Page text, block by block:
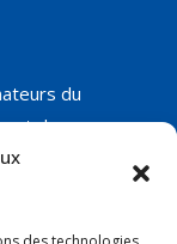
du
des
dont
que les